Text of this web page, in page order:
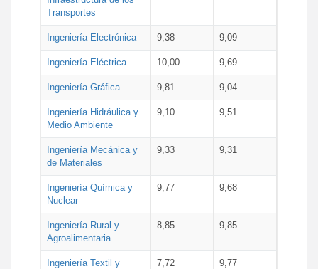
Transportes
Ingeniería Electrónica 9,38 9,09
Ingeniería Eléctrica 10,00 9,69
Ingeniería Gráfica 9,81 9,04
Ingeniería Hidráulica y
Medio Ambiente
9,10 9,51
Ingeniería Mecánica y
de Materiales
9,33 9,31
Ingeniería Química y
Nuclear
9,77 9,68
Ingeniería Rural y
Agroalimentaria
8,85 9,85
Ingeniería Textil y
7,72 9,77